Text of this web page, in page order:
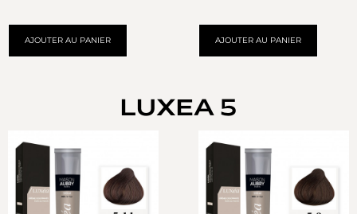
AJOUTER AU PANIER AJOUTER AU PANIER
LUXEA 5